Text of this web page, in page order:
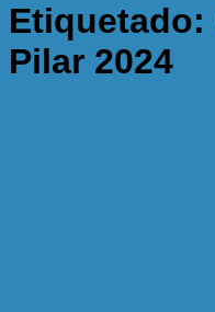
Etiquetado:
Pilar 2024